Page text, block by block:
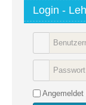
Login -
Angemeldet